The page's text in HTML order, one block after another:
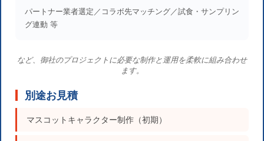
パートナー業者選定／コラボ先マッチング／試食・サンプリン
グ連動 等
など、御社のプロジェクトに必要な制作と運用を柔軟に組み合わせ
ます。
別途お見積
マスコットキャラクター制作（初期）